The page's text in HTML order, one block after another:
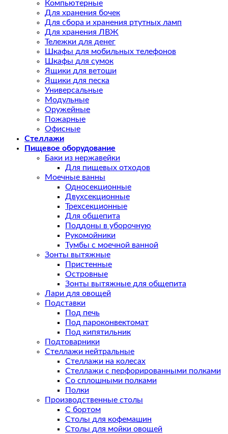
Компьютерные
Для хранения бочек
Для сбора и хранения ртутных ламп
Для хранения ЛВЖ
Тележки для денег
Шкафы для мобильных телефонов
Шкафы для сумок
Ящики для ветоши
Ящики для песка
Универсальные
Модульные
Оружейные
Пожарные
Офисные
Стеллажи
Пищевое оборудование
Баки из нержавейки
Для пищевых отходов
Моечные ванны
Односекционные
Двухсекционные
Трехсекционные
Для общепита
Поддоны в уборочную
Рукомойники
Тумбы с моечной ванной
Зонты вытяжные
Пристенные
Островные
Зонты вытяжные для общепита
Лари для овощей
Подставки
Под печь
Под пароконвектомат
Под кипятильник
Подтоварники
Стеллажи нейтральные
Стеллажи на колесах
Стеллажи с перфорированными полками
Со сплошными полками
Полки
Производственные столы
С бортом
Столы для кофемашин
Столы для мойки овощей